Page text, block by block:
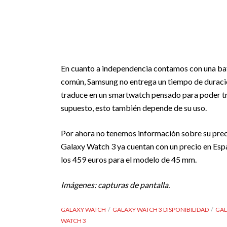
En cuanto a independencia contamos con una
común, Samsung no entrega un tiempo de
traduce en un smartwatch pensado para poder
supuesto, esto también depende de su uso.
Por ahora no tenemos información sobre su
Galaxy Watch 3 ya cuentan con un precio en
los 459 euros para el modelo de 45 mm.
Imágenes: capturas de pantalla.
GALAXY WATCH GALAXY WATCH 3 DISPONIBILIDAD
WATCH 3